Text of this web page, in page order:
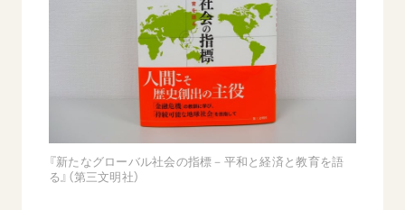
第3代会長・池田大作先生
会長・理事長・各部長の紹介
関連団体
道府県中心会館
聖教ブックストア
Soka Gakkai グローバルサイト
『新たなグローバル社会の指標－平和と経済と教育を語
る』（第三文明社）